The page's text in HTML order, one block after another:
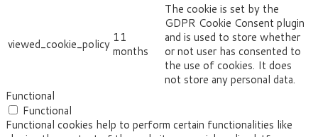
viewed_cookie_policy 11
months
The cookie is set by the
GDPR Cookie Consent plugin
and is used to store whether
or not user has consented to
the use of cookies. It does
not store any personal data.
Functional
Functional
Functional cookies help to perform certain functionalities like